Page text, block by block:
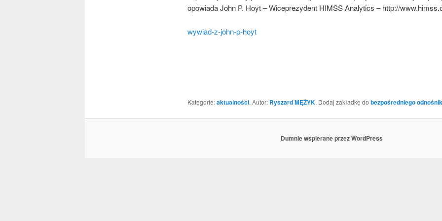
opowiada John P. Hoyt – Wiceprezydent HIMSS Analytics – http://
wywiad-z-john-p-hoyt
Kategorie:aktualności. Autor: Ryszard MĘŻYK. Dodaj zakładkę do bezpośredniego
Dumnie wspierane przez WordPress